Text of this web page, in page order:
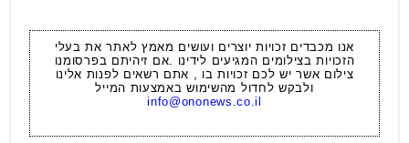
אנו מכבדים זכויות יוצרים ועושים מאמץ לאתר את בעלי
הזכויות בצילומים המגיעים לידינו .אם זיהיתם בפרסומנו
צילום אשר יש לכם זכויות בו , אתם רשאים לפנות אלינו
ולבקש לחדול מהשימוש באמצעות המייל
info@ononews.co.il